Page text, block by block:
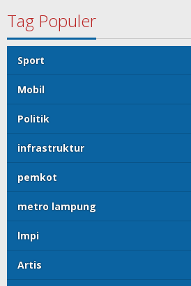
Tag Populer
Sport
Mobil
Politik
infrastruktur
pemkot
metro lampung
lmpi
Artis